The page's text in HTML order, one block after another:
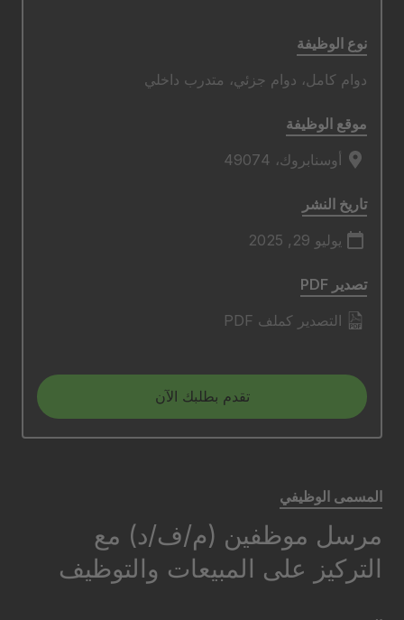
نوع الوظيفة
دوام كامل، دوام جزئي، متدرب داخلي
موقع الوظيفة
أوسنابروك، 49074
تاريخ النشر
يوليو 29, 2025
تصدير PDF
التصدير كملف PDF
تقدم بطلبك الآن
المسمى الوظيفي
مرسل موظفين (م/ف/د) مع
التركيز على المبيعات والتوظيف